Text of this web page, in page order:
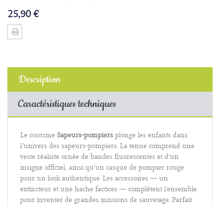
25,90 €
Description
Caractéristiques techniques
Le costume Sapeurs-pompiers plonge les enfants dans
l’univers des sapeurs-pompiers. La tenue comprend une
veste réaliste ornée de bandes fluorescentes et d’un
insigne officiel, ainsi qu’un casque de pompier rouge
pour un look authentique. Les accessoires — un
extincteur et une hache factices — complètent l’ensemble
pour inventer de grandes missions de sauvetage. Parfait